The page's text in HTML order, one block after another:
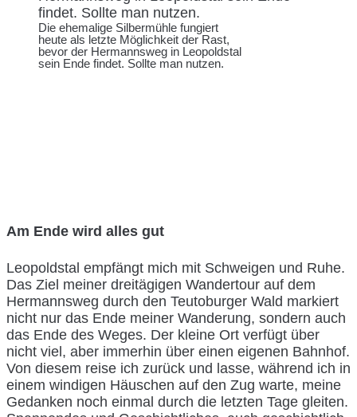
Die ehemalige Silbermühle fungiert
heute als letzte Möglichkeit der Rast,
bevor der Hermannsweg in Leopoldstal
sein Ende findet. Sollte man nutzen.
Am Ende wird alles gut
Leopoldstal empfängt mich mit Schweigen und Ruhe.
Das Ziel meiner dreitägigen Wandertour auf dem
Hermannsweg durch den Teutoburger Wald markiert
nicht nur das Ende meiner Wanderung, sondern auch
das Ende des Weges. Der kleine Ort verfügt über
nicht viel, aber immerhin über einen eigenen Bahnhof.
Von diesem reise ich zurück und lasse, während ich in
einem windigen Häuschen auf den Zug warte, meine
Gedanken noch einmal durch die letzten Tage gleiten.